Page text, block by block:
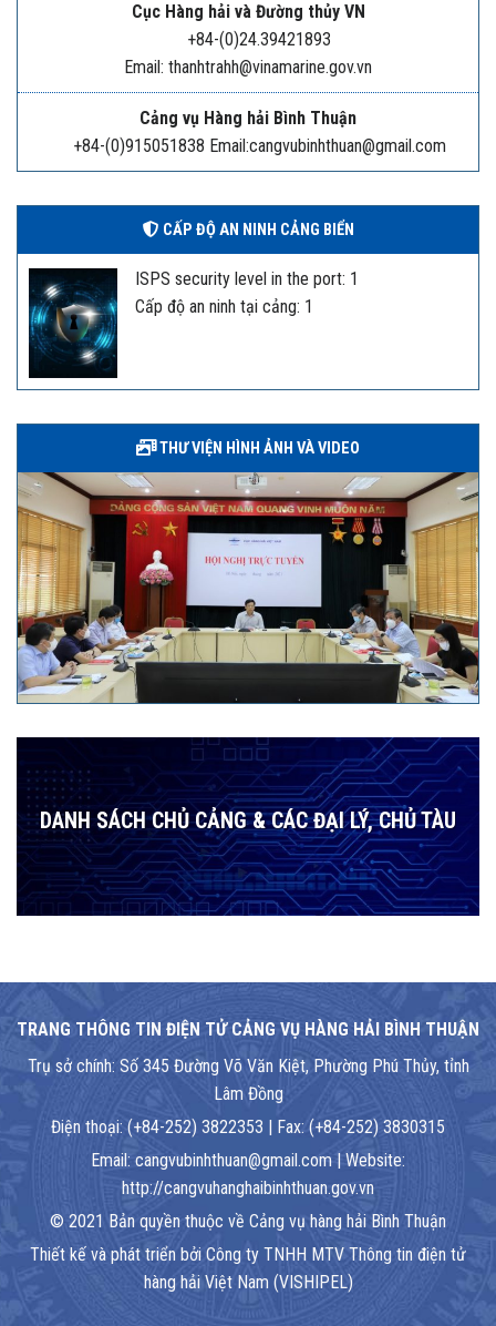
Cục Hàng hải và Đường thủy VN
+84-(0)24.39421893
Email: thanhtrahh@vinamarine.gov.vn
Cảng vụ Hàng hải Bình Thuận
+84-(0)915051838 Email:cangvubinhthuan@gmail.com
CẤP ĐỘ AN NINH CẢNG BIỂN
ISPS security level in the port: 1
Cấp độ an ninh tại cảng: 1
THƯ VIỆN HÌNH ẢNH VÀ VIDEO
DANH SÁCH CHỦ CẢNG & CÁC ĐẠI LÝ, CHỦ TÀU
TRANG THÔNG TIN ĐIỆN TỬ CẢNG VỤ HÀNG HẢI BÌNH THUẬN
Trụ sở chính: Số 345 Đường Võ Văn Kiệt, Phường Phú Thủy, tỉnh
Lâm Đồng
Điện thoại: (+84-252) 3822353 | Fax: (+84-252) 3830315
Email: cangvubinhthuan@gmail.com | Website:
http://cangvuhanghaibinhthuan.gov.vn
© 2021 Bản quyền thuộc về Cảng vụ hàng hải Bình Thuận
Thiết kế và phát triển bởi Công ty TNHH MTV Thông tin điện tử
hàng hải Việt Nam (VISHIPEL)